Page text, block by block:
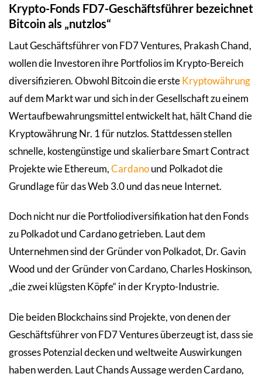
Krypto-Fonds FD7-Geschäftsführer bezeichnet
Bitcoin als „nutzlos“
Laut Geschäftsführer von FD7 Ventures, Prakash Chand,
wollen die Investoren ihre Portfolios im Krypto-Bereich
diversifizieren. Obwohl Bitcoin die ersteKryptowährung
auf dem Markt war und sich in der Gesellschaft zu einem
Wertaufbewahrungsmittel entwickelt hat, hält Chand die
Kryptowährung Nr. 1 für nutzlos. Stattdessen stellen
schnelle, kostengünstige und skalierbare Smart Contract
Projekte wie Ethereum,Cardanound Polkadot die
Grundlage für das Web 3.0 und das neue Internet.
Doch nicht nur die Portfoliodiversifikation hat den Fonds
zu Polkadot und Cardano getrieben. Laut dem
Unternehmen sind der Gründer von Polkadot, Dr. Gavin
Wood und der Gründer von Cardano, Charles Hoskinson,
„die zwei klügsten Köpfe“ in der Krypto-Industrie.
Die beiden Blockchains sind Projekte, von denen der
Geschäftsführer von FD7 Ventures überzeugt ist, dass sie
grosses Potenzial decken und weltweite Auswirkungen
haben werden. Laut Chands Aussage werden Cardano,